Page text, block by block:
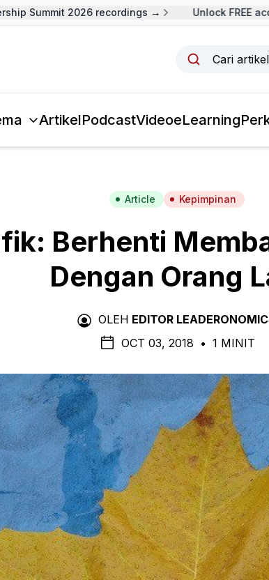
Summit 2026 recordings → Unlock FREE
Cari
ArtikelPodcastVideoeLearning
Article Kepimpinan
Berhenti
Dengan Orang
OLEH EDITOR
OCT 03, 2018 • 1 MINIT